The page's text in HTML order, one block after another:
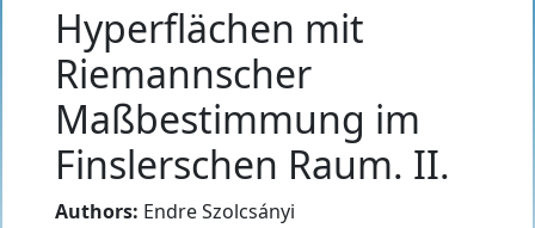
Hyperflächen mit
Riemannscher
Maßbestimmung im
Finslerschen Raum. II.
Authors: Endre Szolcsányi